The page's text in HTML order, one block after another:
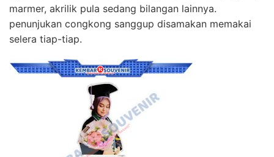
marmer, akrilik pula sedang bilangan lainnya.
penunjukan congkong sanggup disamakan memakai
selera tiap-tiap.